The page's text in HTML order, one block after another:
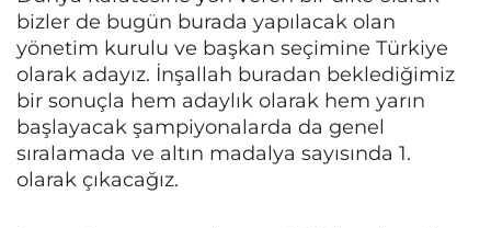
bizler de bugün burada yapılacak olan
yönetim kurulu ve başkan seçimine Türkiye
olarak adayız. İnşallah buradan beklediğimiz
bir sonuçla hem adaylık olarak hem yarın
başlayacak şampiyonalarda da genel
sıralamada ve altın madalya sayısında 1.
olarak çıkacağız.